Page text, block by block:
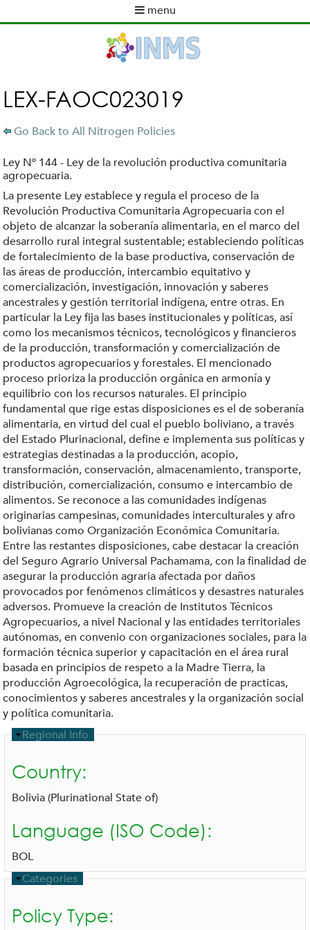
to
content
menu
m
e
u
LEX-FAOC023019
Go Back to All Nitrogen Policies
Ley Nº 144 - Ley de la revolución productiva comunitaria
agropecuaria.
La presente Ley establece y regula el proceso de la
Revolución Productiva Comunitaria Agropecuaria con el
objeto de alcanzar la soberanía alimentaria, en el marco del
desarrollo rural integral sustentable; estableciendo políticas
de fortalecimiento de la base productiva, conservación de
las áreas de producción, intercambio equitativo y
comercialización, investigación, innovación y saberes
ancestrales y gestión territorial indígena, entre otras. En
particular la Ley fija las bases institucionales y políticas, así
como los mecanismos técnicos, tecnológicos y financieros
de la producción, transformación y comercialización de
productos agropecuarios y forestales. El mencionado
proceso prioriza la producción orgánica en armonía y
equilibrio con los recursos naturales. El principio
fundamental que rige estas disposiciones es el de soberanía
alimentaria, en virtud del cual el pueblo boliviano, a través
del Estado Plurinacional, define e implementa sus políticas y
estrategias destinadas a la producción, acopio,
transformación, conservación, almacenamiento, transporte,
distribución, comercialización, consumo e intercambio de
alimentos. Se reconoce a las comunidades indígenas
originarias campesinas, comunidades interculturales y afro
bolivianas como Organización Económica Comunitaria.
Entre las restantes disposiciones, cabe destacar la creación
del Seguro Agrario Universal Pachamama, con la finalidad de
asegurar la producción agraria afectada por daños
provocados por fenómenos climáticos y desastres naturales
adversos. Promueve la creación de Institutos Técnicos
Agropecuarios, a nivel Nacional y las entidades territoriales
autónomas, en convenio con organizaciones sociales, para la
formación técnica superior y capacitación en el área rural
basada en principios de respeto a la Madre Tierra, la
producción Agroecológica, la recuperación de practicas,
conocimientos y saberes ancestrales y la organización social
y política comunitaria.
H
e
Regional Info
Country:
Bolivia (Plurinational State of)
Language (ISO Code):
BOL
H
e
Categories
Policy Type: